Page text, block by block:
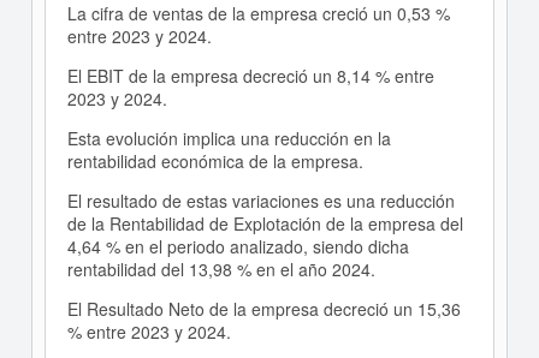
La cifra de ventas de la empresa creció un 0,53 %
entre 2023 y 2024.
El EBIT de la empresa decreció un 8,14 % entre
2023 y 2024.
Esta evolución implica una reducción en la
rentabilidad económica de la empresa.
El resultado de estas variaciones es una reducción
de la Rentabilidad de Explotación de la empresa del
4,64 % en el periodo analizado, siendo dicha
rentabilidad del 13,98 % en el año 2024.
El Resultado Neto de la empresa decreció un 15,36
% entre 2023 y 2024.